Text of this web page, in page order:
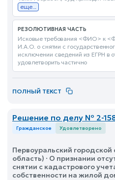
еще...
РЕЗОЛЮТИВНАЯ ЧАСТЬ
Исковые требования <ФИО>
И.А.О. о снятии с
исключении сведений из ЕГРН в
удовлетворить частично
ПОЛНЫЙ ТЕКСТ
Решение по делу № 2-
Гражданское Удовлетворено
Первоуральский
область) · О признании
снятии с кадастрового
собственности на жилой